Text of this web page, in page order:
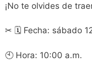
¡No te olvides de
✂ 🗓 Fecha: sábado
🕙 Hora: 10:00 a.m.